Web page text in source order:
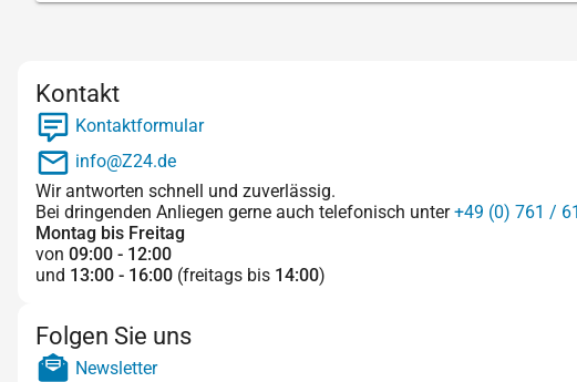
Kontakt
Kontaktformular
info@Z24.de
Wir antworten schnell und zuverlässig.
Bei dringenden Anliegen gerne auch telefonisch unter+49 (0) 761 /
Montag bis Freitag
von 09:00 - 12:00
und 13:00 - 16:00 (freitags bis 14:00)
Folgen Sie uns
Newsletter